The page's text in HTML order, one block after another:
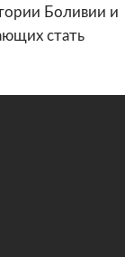
Боливии и
стать